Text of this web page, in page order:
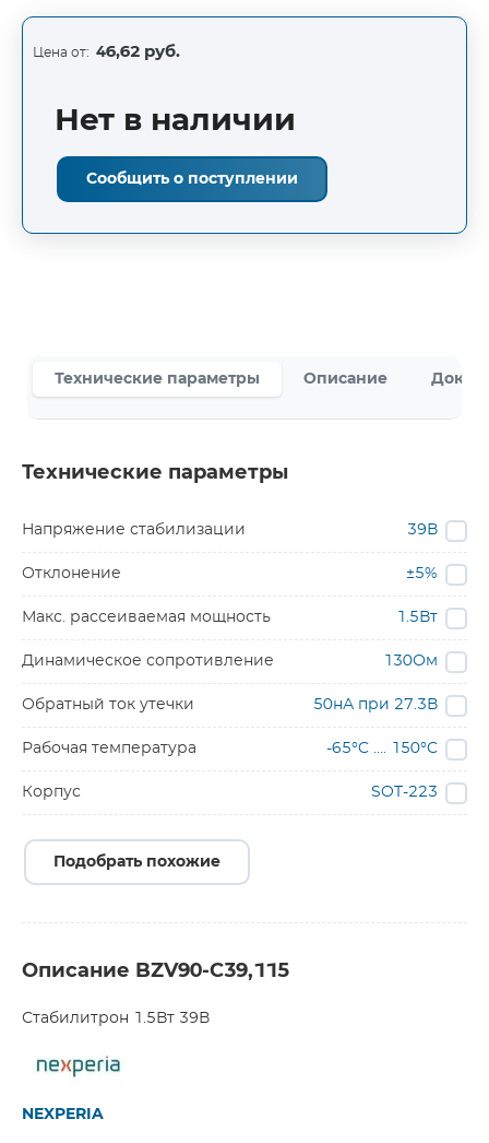
Цена от: 46,62 руб.
Нет в наличии
Сообщить о поступлении
Технические параметры Описание
Технические параметры
Напряжение стабилизации 39В
Отклонение ±5%
Макс. рассеиваемая мощность 1.5Вт
Динамическое сопротивление 130Ом
Обратный ток утечки 50нА при 27.3В
Рабочая температура -65°C .... 150°C
Корпус SOT-223
Подобрать похожие
Описание BZV90-C39,115
Стабилитрон 1.5Вт 39В
NEXPERIA